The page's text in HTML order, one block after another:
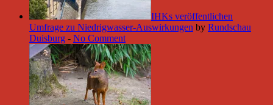
IHKs veröffentlichen
Umfrage zu Niedrigwasser-Auswirkungen by Rundschau
Duisburg - No Comment